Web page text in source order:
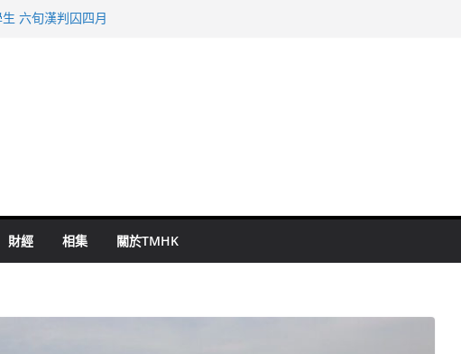
六旬漢判囚四月
財經 相集 關於TMHK